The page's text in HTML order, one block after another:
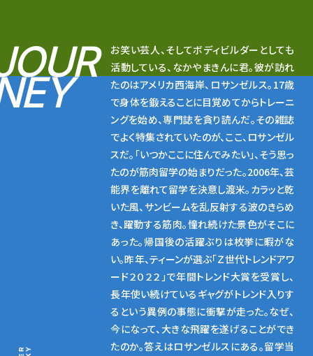
お笑い芸人、そしてボディビルダーとしても
活動している、なかやまきんに君。彼が訪れ
たのはアメリカ西海岸、ロサンゼルス。17歳
で身体を鍛えることに目覚めてからトレーニ
ングを始め、専門誌を貪り読んだ。その雑誌
でよく特集されていたのが、ここ、ロサンゼル
スだ。「いつかここに住んでみたい」、そう思っ
たのが筋肉留学の始まりだった。2006年、芸
能界を離れて留学を決意し渡米。カラッと乾
いた風、サンビームを乱反射する波のきらめ
き、躍動する筋肉。憧れ続けた景色がそこに
あった。帰国後の活躍ぶりは枚挙に暇がな
い。昨年、ティーンが選ぶ「Ｚ世代トレンドアワ
ード２０２２」で年間トレンド大賞を受賞し、
長年使い続けているギャグがトレンド入りす
るという異例の事態に衝撃が走った。なぜ、
今になって、大きな飛躍を遂げることができ
たのか。答えはロサンゼルスにある。留学当